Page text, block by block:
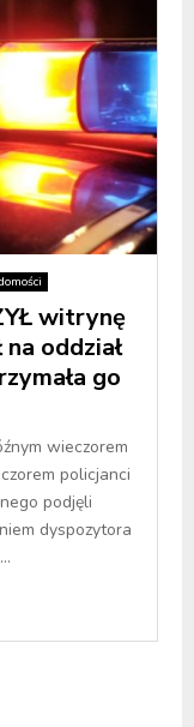
witrynę
oddział
go
wieczorem
policjanci
podjęli
dyspozytora